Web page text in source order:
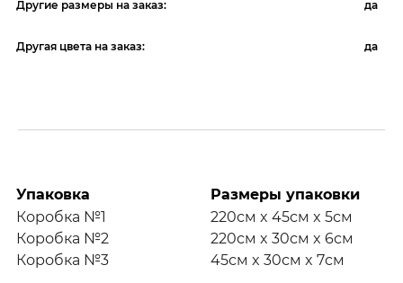
Другие размеры на заказ: да
Другая цвета на заказ: да
Упаковка
Коробка №1
Коробка №2
Коробка №3
Размеры упаковки
220см x 45см x 5см
220см x 30см x 6см
45см x 30см x 7см